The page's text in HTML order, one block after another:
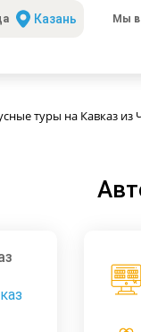
Казань Мы в
туры на Кавказ из